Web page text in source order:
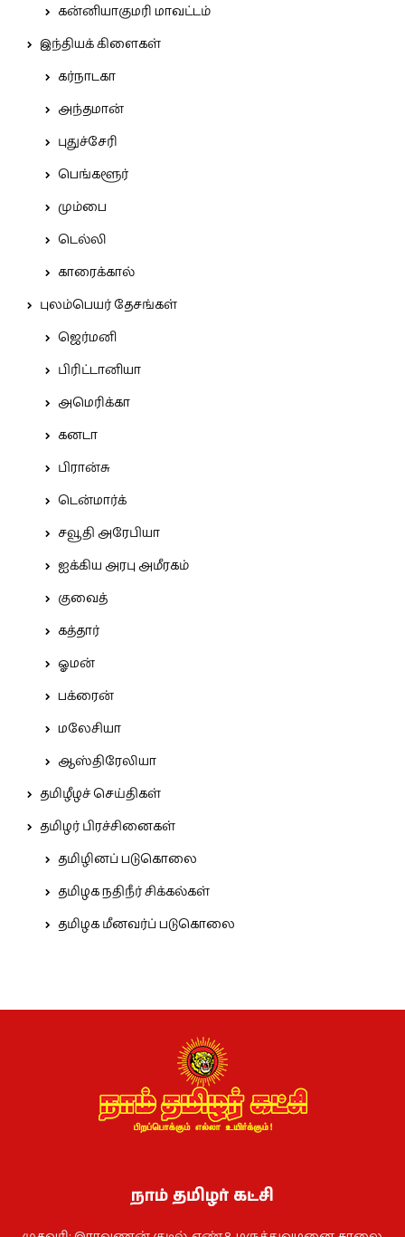
கன்னியாகுமரி மாவட்டம்
இந்தியக் கிளைகள்
கர்நாடகா
அந்தமான்
புதுச்சேரி
பெங்களூர்
மும்பை
டெல்லி
காரைக்கால்
புலம்பெயர் தேசங்கள்
ஜெர்மனி
பிரிட்டானியா
அமெரிக்கா
கனடா
பிரான்சு
டென்மார்க்
சவூதி அரேபியா
ஐக்கிய அரபு அமீரகம்
குவைத்
கத்தார்
ஓமன்
பக்ரைன்
மலேசியா
ஆஸ்திரேலியா
தமிழீழச் செய்திகள்
தமிழர் பிரச்சினைகள்
தமிழினப் படுகொலை
தமிழக நதிநீர் சிக்கல்கள்
தமிழக மீனவர்ப் படுகொலை
நாம் தமிழர் கட்சி